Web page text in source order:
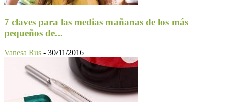
7 claves para las medias mañanas de los más
pequeños de...
Vanesa Rus - 30/11/2016